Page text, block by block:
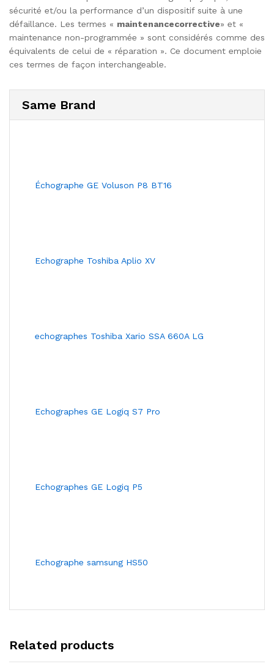
sécurité et/ou la performance d’un dispositif suite à une
défaillance. Les termes « maintenancecorrective» et «
maintenance non-programmée » sont considérés comme des
équivalents de celui de « réparation ». Ce document emploie
ces termes de façon interchangeable.
Same Brand
Échographe GE Voluson P8 BT16
Echographe Toshiba Aplio XV
echographes Toshiba Xario SSA 660A LG
Echographes GE Logiq S7 Pro
Echographes GE Logiq P5
Echographe samsung HS50
Related products